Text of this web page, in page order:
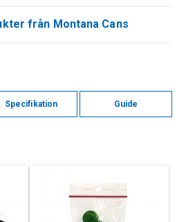
från Montana Cans
Specifikation Guide